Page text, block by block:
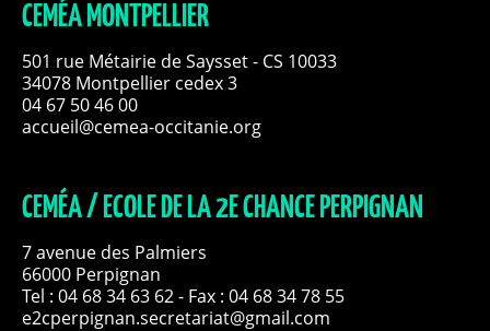
CEMÉA MONTPELLIER
501 rue Métairie de Saysset - CS 10033
34078 Montpellier cedex 3
04 67 50 46 00
accueil@cemea-occitanie.org
CEMÉA / ECOLE DE LA 2E CHANCE PERPIGNAN
7 avenue des Palmiers
66000 Perpignan
Tel : 04 68 34 63 62- Fax : 04 68 34 78 55
e2cperpignan.secretariat@gmail.com